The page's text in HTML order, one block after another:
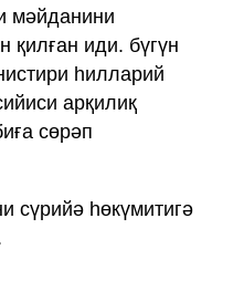
мәйданини
қилған иди. бүгүн
һилларий
арқилиқ
сөрәп
сүрийә һөкүмитигә